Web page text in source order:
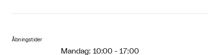
Åbningstider
Mandag: 10:00 - 17:00